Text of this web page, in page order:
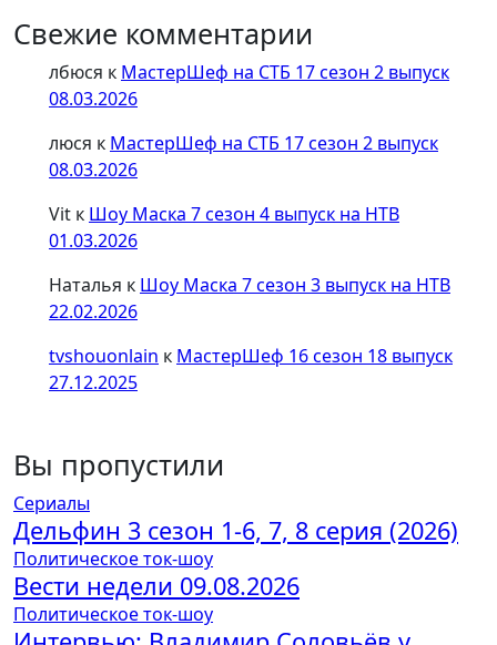
Свежие комментарии
лбюся к МастерШеф на СТБ 17 сезон 2 выпуск
08.03.2026
люся к МастерШеф на СТБ 17 сезон 2 выпуск
08.03.2026
Vit к Шоу Маска 7 сезон 4 выпуск на НТВ
01.03.2026
Наталья к Шоу Маска 7 сезон 3 выпуск на НТВ
22.02.2026
tvshouonlain к МастерШеф 16 сезон 18 выпуск
27.12.2025
Вы пропустили
Сериалы
Дельфин 3 сезон 1-6, 7, 8 серия (2026)
Политическое ток-шоу
Вести недели 09.08.2026
Политическое ток-шоу